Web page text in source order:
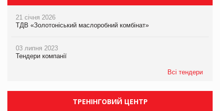
21 січня 2026
ТДВ «Золотоніський маслоробний комбінат»
03 липня 2023
Тендери компанії
Всі тендери
ТРЕНІНГОВИЙ ЦЕНТР